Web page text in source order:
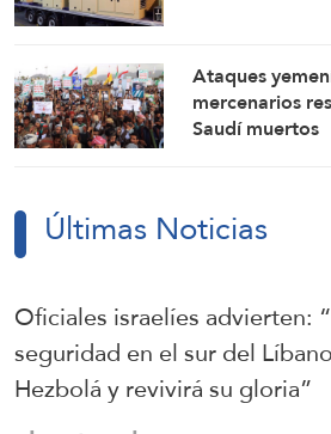
Ataques
mercenarios
Saudí muertos
Últimas Noticias
Oficiales israelíes advierten:
seguridad en el sur del
Hezbolá y revivirá su gloria”